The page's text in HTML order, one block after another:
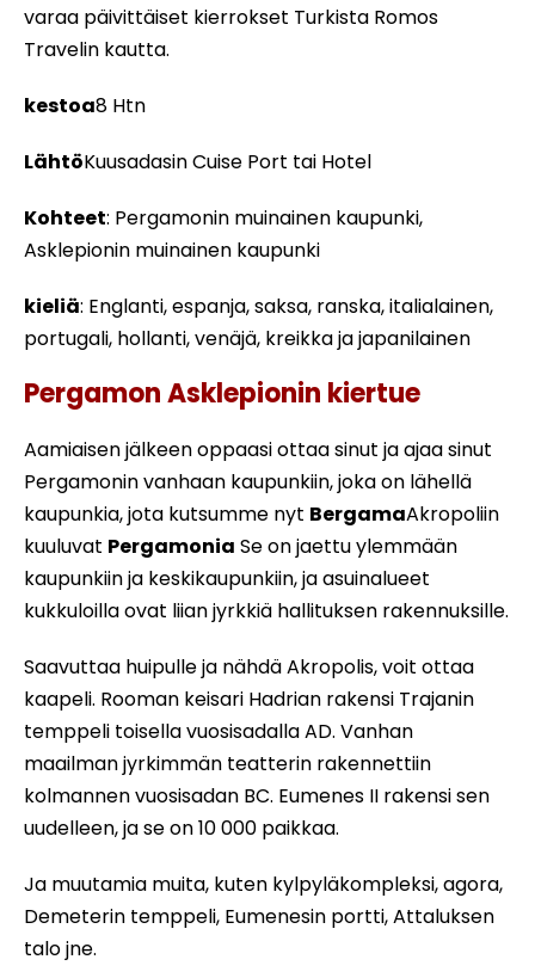
varaa päivittäiset kierrokset Turkista Romos
Travelin kautta.
kestoa8 Htn
LähtöKuusadasin Cuise Port tai Hotel
Kohteet: Pergamonin muinainen kaupunki,
Asklepionin muinainen kaupunki
kieliä: Englanti, espanja, saksa, ranska, italialainen,
portugali, hollanti, venäjä, kreikka ja japanilainen
Pergamon Asklepionin kiertue
Aamiaisen jälkeen oppaasi ottaa sinut ja ajaa sinut
Pergamonin vanhaan kaupunkiin, joka on lähellä
kaupunkia, jota kutsumme nyt BergamaAkropoliin
kuuluvat Pergamonia Se on jaettu ylemmään
kaupunkiin ja keskikaupunkiin, ja asuinalueet
kukkuloilla ovat liian jyrkkiä hallituksen rakennuksille.
Saavuttaa huipulle ja nähdä Akropolis, voit ottaa
kaapeli. Rooman keisari Hadrian rakensi Trajanin
temppeli toisella vuosisadalla AD. Vanhan
maailman jyrkimmän teatterin rakennettiin
kolmannen vuosisadan BC. Eumenes II rakensi sen
uudelleen, ja se on 10 000 paikkaa.
Ja muutamia muita, kuten kylpyläkompleksi, agora,
Demeterin temppeli, Eumenesin portti, Attaluksen
talo jne.